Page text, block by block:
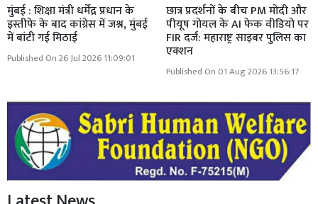
मुंबई : शिक्षा मंत्री धर्मेंद्र प्रधान के
इस्तीफे के बाद कांग्रेस में जश्न, मुंबई
में बांटी गई मिठाई
Published On 26 Jul 2026 11:09:01
छात्र प्रदर्शनों के बीच PM मोदी और
पीयूष गोयल के AI फेक वीडियो पर
FIR दर्ज: महाराष्ट्र साइबर पुलिस का
एक्शन
Published On 01 Aug 2026 13:56:17